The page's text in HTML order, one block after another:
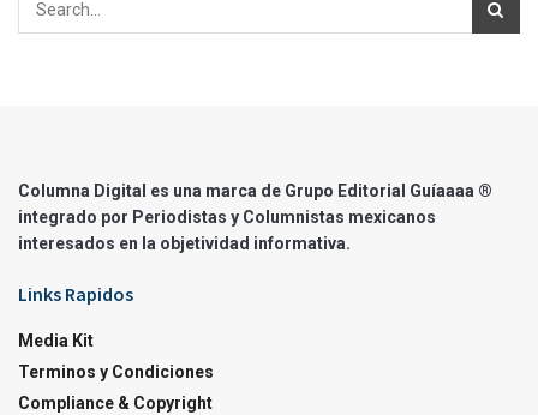
Columna Digital es una marca de Grupo Editorial Guíaaaa ®
integrado por Periodistas y Columnistas mexicanos
interesados en la objetividad informativa.
Links Rapidos
Media Kit
Terminos y Condiciones
Compliance & Copyright